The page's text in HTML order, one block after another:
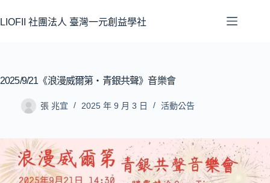
LIOFII 社團法人 臺灣一元創益學社
2025/9/21《浪漫威爾第‧青銀共聲》音樂會
張 兆宜 2025 年 9 月 3 日 活動公告